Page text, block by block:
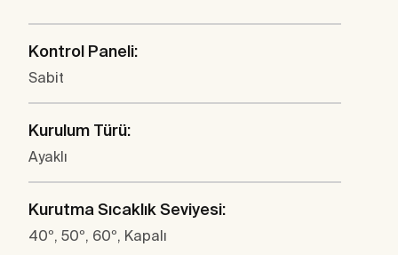
Kontrol Paneli:
Sabit
Kurulum Türü:
Ayaklı
Kurutma Sıcaklık Seviyesi:
40º, 50º, 60º, Kapalı